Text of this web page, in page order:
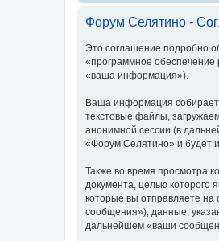
Форум Селятино -
Это соглашение подробно
«программное обеспечение
«ваша информация»).
Ваша информация
текстовые файлы,
анонимной сессии (в
«Форум Селятино» и будет
Также во время просмотра
документа, целью
которые вы отправляете
сообщения»), данные,
дальнейшем «ваши